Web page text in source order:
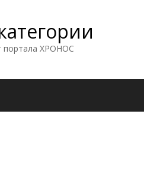
портала ХРОНОС